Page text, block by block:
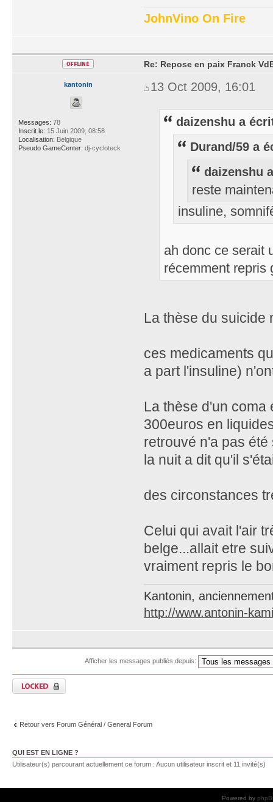
JohnVino On Fire
kantonin
Messages: 78
Inscrit le: 15 Juin 2009, 08:58
Localisation: Belgique
Pseudo GameCenter: dj-cycloteck
Re: Repose en paix Franck
13 Oct 2009, 16:01
daizenshu a
Durand/59 a
daizenshu
reste
insuline,
ah donc ce serait
récemment repris
La thèse du suicide
ces medicaments
a part l'insuline)
La thèse d'un coma
300euros en
retrouvé n'a pas
la nuit a dit qu'il
des circonstances
Celui qui avait l'air
belge...allait etre
vraiment repris le
Kantonin,
http://www.antonin-
Afficher les messages publiés depuis:
Retour vers Forum Général / General Forum
QUI EST EN LIGNE ?
Utilisateur(s) parcourant actuellement ce forum : Aucun utilisateur inscrit et 11 invité(s)
Powered by